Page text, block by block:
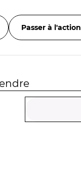
Passer à l'action